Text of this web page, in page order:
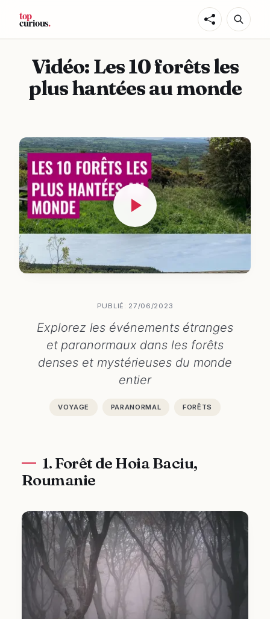
Vidéo: Les 10 forêts les
plus hantées au monde
PUBLIÉ: 27/06/2023
Explorez les événements étranges
et paranormaux dans les forêts
denses et mystérieuses du monde
entier
VOYAGE PARANORMAL FORÊTS
1. Forêt de Hoia Baciu,
Roumanie